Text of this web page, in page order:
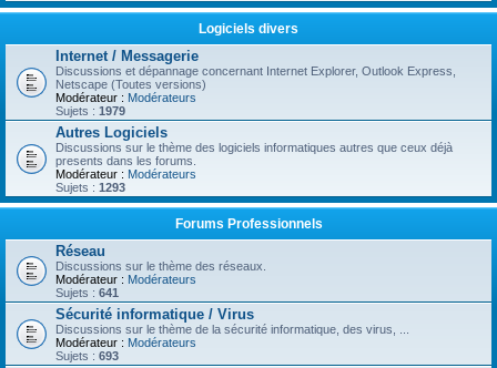
Logiciels divers
Internet / Messagerie
Discussions et dépannage concernant Internet Explorer, Outlook Express,
Netscape (Toutes versions)
Modérateur : Modérateurs
Sujets : 1979
Autres Logiciels
Discussions sur le thème des logiciels informatiques autres que ceux déjà
presents dans les forums.
Modérateur : Modérateurs
Sujets : 1293
Forums Professionnels
Réseau
Discussions sur le thème des réseaux.
Modérateur : Modérateurs
Sujets : 641
Sécurité informatique / Virus
Discussions sur le thème de la sécurité informatique, des virus, ...
Modérateur : Modérateurs
Sujets : 693